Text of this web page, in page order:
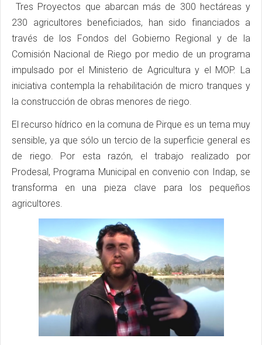
Tres Proyectos que abarcan más de 300 hectáreas y
230 agricultores beneficiados, han sido financiados a
través de los Fondos del Gobierno Regional y de la
Comisión Nacional de Riego por medio de un programa
impulsado por el Ministerio de Agricultura y el MOP. La
iniciativa contempla la rehabilitación de micro tranques y
la construcción de obras menores de riego.
El recurso hídrico en la comuna de Pirque es un tema muy
sensible, ya que sólo un tercio de la superficie general es
de riego. Por esta razón, el trabajo realizado por
Prodesal, Programa Municipal en convenio con Indap, se
transforma en una pieza clave para los pequeños
agricultores.